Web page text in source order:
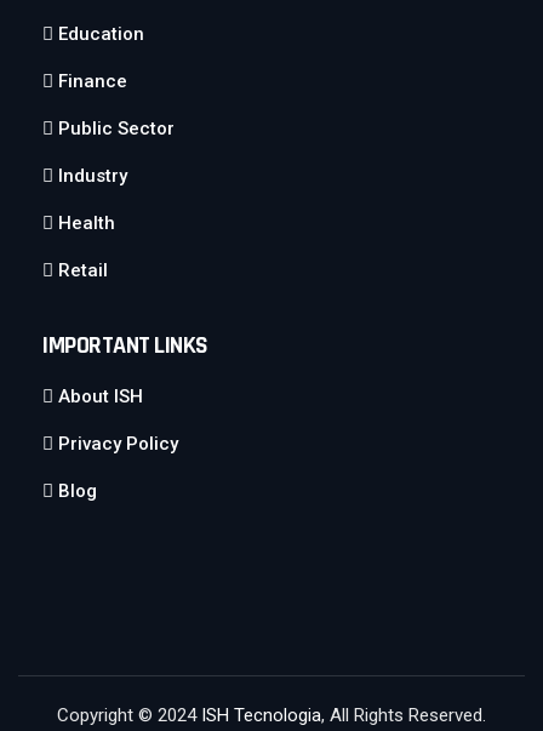
Education
Finance
Public Sector
Industry
Health
Retail
IMPORTANT LINKS
About ISH
Privacy Policy
Blog
Copyright © 2024 ISH Tecnologia, All Rights Reserved.